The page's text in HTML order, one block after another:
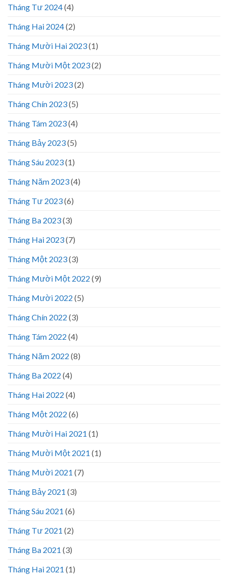
Tháng Tư 2024(4)
Tháng Hai 2024(2)
Tháng Mười Hai 2023(1)
Tháng Mười Một 2023(2)
Tháng Mười 2023(2)
Tháng Chín 2023(5)
Tháng Tám 2023(4)
Tháng Bảy 2023(5)
Tháng Sáu 2023(1)
Tháng Năm 2023(4)
Tháng Tư 2023(6)
Tháng Ba 2023(3)
Tháng Hai 2023(7)
Tháng Một 2023(3)
Tháng Mười Một 2022 (9)
Tháng Mười 2022 (5)
Tháng Chín 2022 (3)
Tháng Tám 2022 (4)
Tháng Năm 2022 (8)
Tháng Ba 2022 (4)
Tháng Hai 2022 (4)
Tháng Một 2022 (6)
Tháng Mười Hai 2021 (1)
Tháng Mười Một 2021 (1)
Tháng Mười 2021 (7)
Tháng Bảy 2021 (3)
Tháng Sáu 2021 (6)
Tháng Tư 2021 (2)
Tháng Ba 2021 (3)
Tháng Hai 2021 (1)